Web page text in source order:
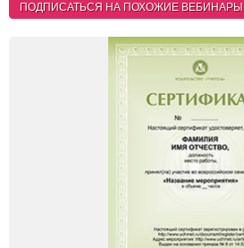
ПОДПИСАТЬСЯ НА ПОХОЖИЕВЕБИНАРЫ